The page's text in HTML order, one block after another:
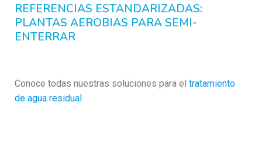
REFERENCIAS ESTANDARIZADAS:
PLANTAS AEROBIAS PARA SEMI-
ENTERRAR
Conoce todas nuestras soluciones para el tratamiento
de agua residual